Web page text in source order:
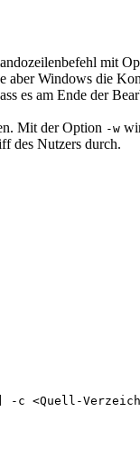
mit
Windows die
es am Ende der
Mit der Option -w
des Nutzers durch.
<Quell-